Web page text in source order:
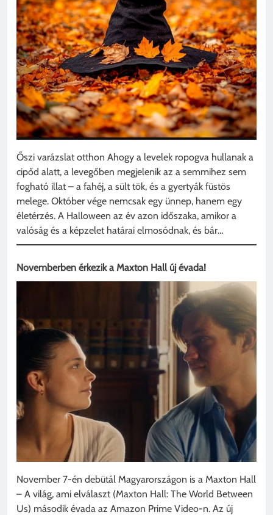
Őszi varázslat otthon Ahogy a levelek ropogva hullanak a
cipőd alatt, a levegőben megjelenik az a semmihez sem
fogható illat – a fahéj, a sült tök, és a gyertyák füstös
melege. Október vége nemcsak egy ünnep, hanem egy
életérzés. A Halloween az év azon időszaka, amikor a
valóság és a képzelet határai elmosódnak, és bár…
Novemberben érkezik a Maxton Hall új évada!
November 7-én debütál Magyarországon is a Maxton Hall
– A világ, ami elválaszt (Maxton Hall: The World Between
Us) második évada az Amazon Prime Video-n. Az új